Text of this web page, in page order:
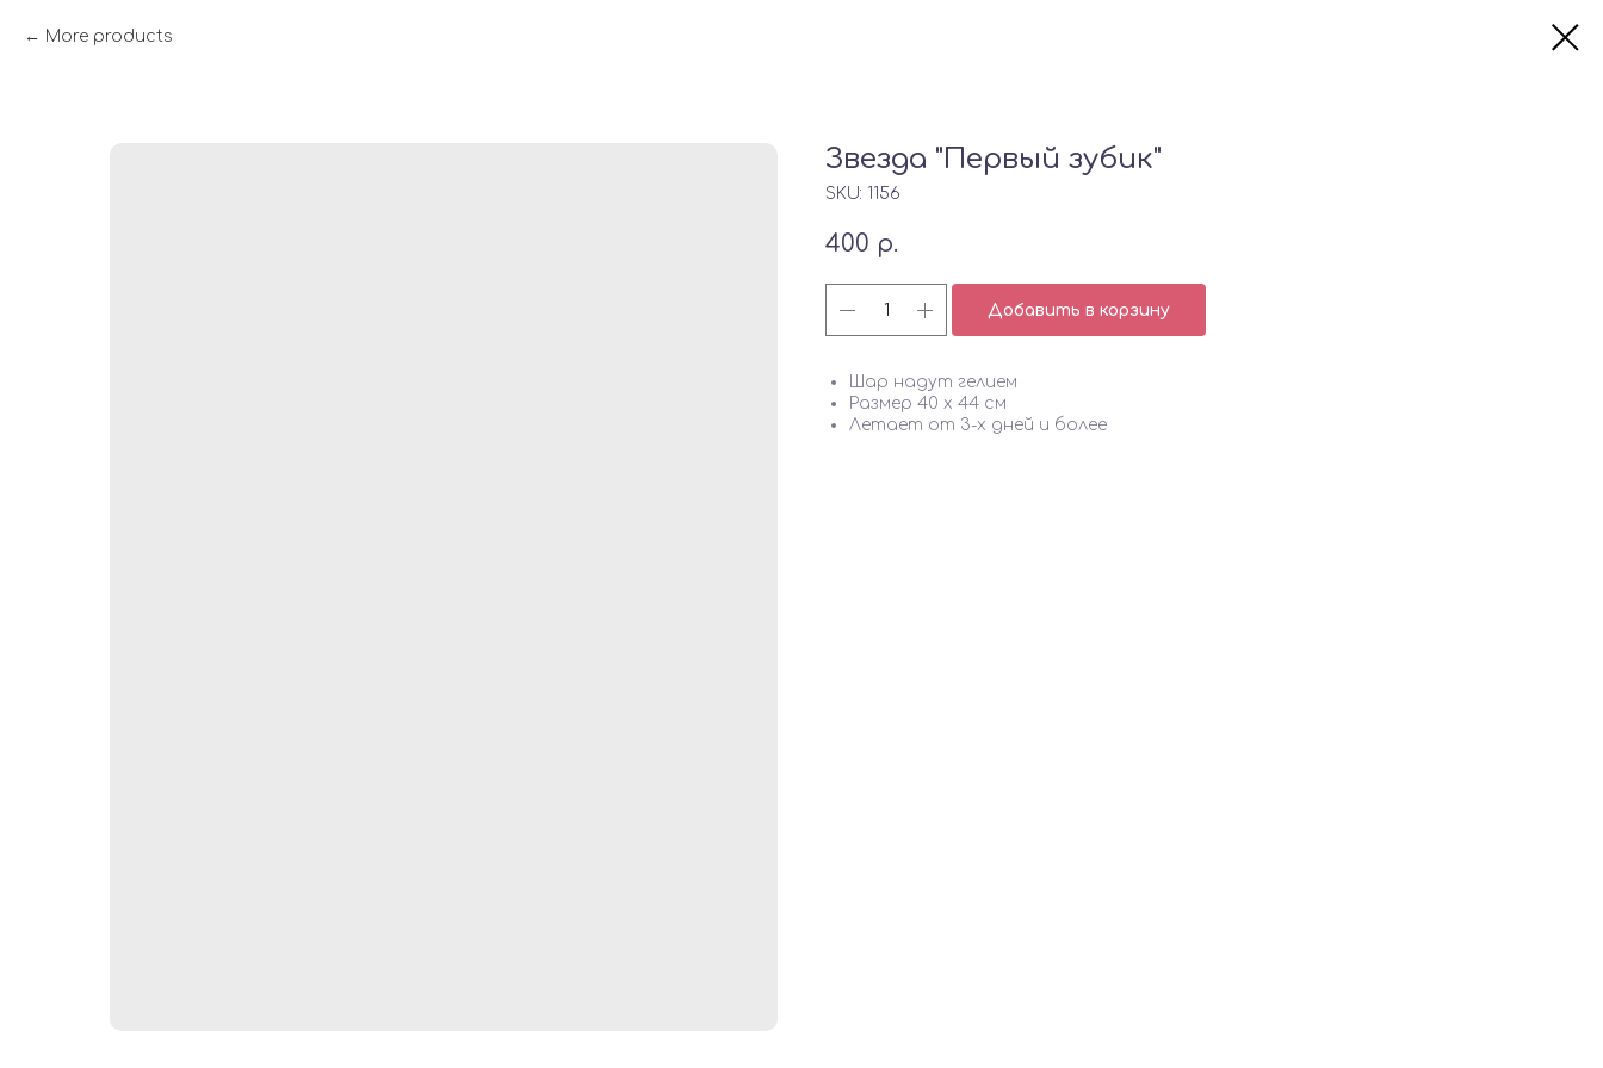
More products
Звезда "Первый зубик"
SKU: 1156
400 р.
Добавить в корзину
Шар надут гелием
Размер 40 х 44 см
Летает от 3-х дней и более